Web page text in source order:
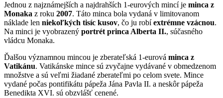
Jednou z najznámejších a najdrahších 1-eurových mincí je minca z
Monaka z roku 2007. Táto minca bola vydaná v limitovanom
náklade len niekoľkých tisíc kusov, čo ju robíextrémne vzácnou.
Na minci je vyobrazený portrét princa Alberta II., súčasného
vládcu Monaka.
Ďalšou významnou mincou je zberateľská 1-eurová minca z
Vatikánu. Vatikánske mince sú zvyčajne vydávané v obmedzenom
množstve a sú veľmi žiadané zberateľmi po celom svete. Mince
vydané počas pontifikátu pápeža Jána Pavla II. a neskôr pápeža
Benedikta XVI. sú obzvlášť cenené.